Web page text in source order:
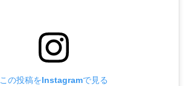
この投稿をInstagramで見る